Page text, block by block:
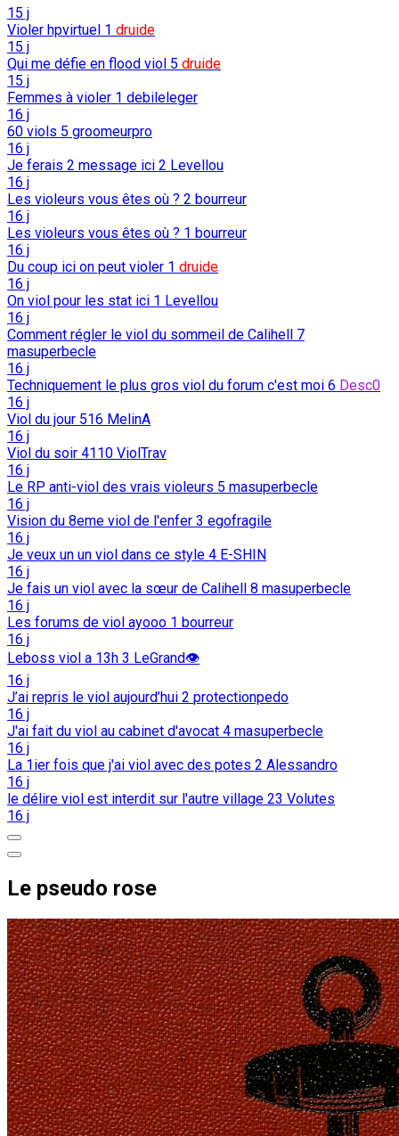
15 j
Violer hpvirtuel 1 druide
15 j
Qui me défie en flood viol 5 druide
15 j
Femmes à violer 1 debileleger
16 j
60 viols 5 groomeurpro
16 j
Je ferais 2 message ici 2 Levellou
16 j
Les violeurs vous êtes où ? 2 bourreur
16 j
Les violeurs vous êtes où ? 1 bourreur
16 j
Du coup ici on peut violer 1 druide
16 j
On viol pour les stat ici 1 Levellou
16 j
Comment régler le viol du sommeil de Calihell 7
masuperbecle
16 j
Techniquement le plus gros viol du forum c'est moi 6 Desc0
16 j
Viol du jour 516 MelinA
16 j
Viol du soir 4110 ViolTrav
16 j
Le RP anti-viol des vrais violeurs 5 masuperbecle
16 j
Vision du 8eme viol de l'enfer 3 egofragile
16 j
Je veux un un viol dans ce style 4 E-SHIN
16 j
Je fais un viol avec la sœur de Calihell 8 masuperbecle
16 j
Les forums de viol ayooo 1 bourreur
16 j
Leboss viol a 13h 3 LeGrand👁️
16 j
J’ai repris le viol aujourd’hui 2 protectionpedo
16 j
J'ai fait du viol au cabinet d'avocat 4 masuperbecle
16 j
La 1ier fois que j'ai viol avec des potes 2 Alessandro
16 j
le délire viol est interdit sur l'autre village 23 Volutes
16 j
Le pseudo rose